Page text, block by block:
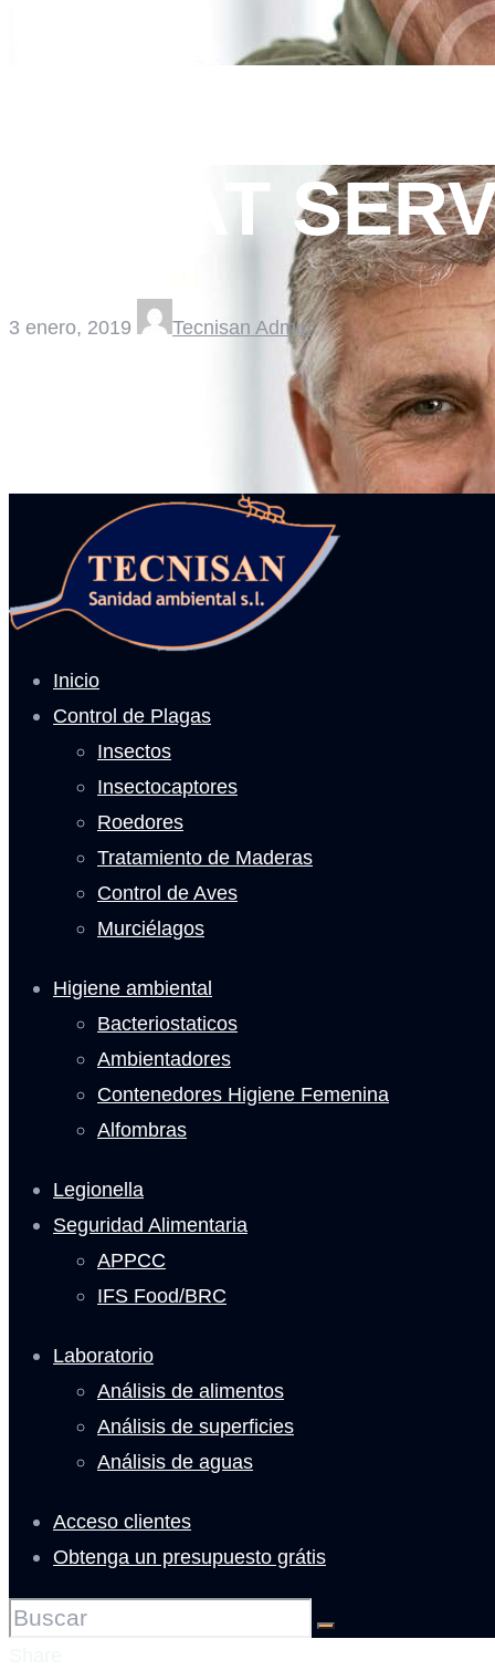
GREAT
3 enero, 2019 Tecnisan Admin
Inicio
Control de Plagas
Insectos
Insectocaptores
Roedores
Tratamiento de Maderas
Control de Aves
Murciélagos
Higiene ambiental
Bacteriostaticos
Ambientadores
Contenedores Higiene Femenina
Alfombras
Legionella
Seguridad Alimentaria
APPCC
IFS Food/BRC
Laboratorio
Análisis de alimentos
Análisis de superficies
Análisis de aguas
Acceso clientes
Obtenga un presupuesto grátis